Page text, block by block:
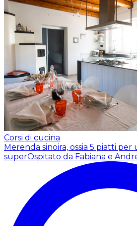
Corsi di cucina
Merenda sinoira, ossia 5 piatti per
superOspitato da Fabiana e